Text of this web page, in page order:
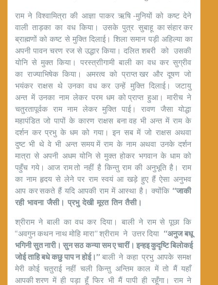
राम ने विश्वामित्रा की आज्ञा पाकर ऋषि -मुनियों को कष्ट देने
वाली ताड़का का वध किया। उसके पुत्र सुबाहू का संहार कर
ब्राह्मणों को कष्ट से मुक्ति दिलाई। शिला समान पड़ी अहिल्या का
अपनी पावन चरण रज से उद्धार किया। दलित शबरी को उसकी
योनि से मुक्त किया। परस्त्राीगामी बाली का वध कर सुग्रीव
का राज्याभिषेक किया। अमरत्व को प्राप्त खर और दूषण जो
भयंकर राक्षस थे उनका वध कर उन्हें मुक्ति दिलाई। जटायु
अन्त में उनका नाम लेकर परम धम को प्राप्त हुआ। मारीच ने
चतुरतापूर्वक राम नाम लेकर मुक्ति पाई। रावण जैसा योद्धा
महापंडित जो पापों के कारण राक्षस बना वह भी अन्त में राम के
दर्शन कर प्रभु के धम को गया। इन सब में जो राक्षस अथवा
दुष्ट भी थे वे भी अन्त समय में राम के नाम अथवा उनके दर्शन
मात्रा से अपनी अधम योनि से मुक्त होकर भगवान के धाम को
पहुँच गये। आज राम तो नहीं है किन्तु राम की अनुभूति है। राम
का नाम हृदय से लेने पर राम स्वयं आ खड़े हुए हैं ऐसा अनुभव
आप कर सकते हैं यदि आपकी राम में आस्था है। क्योंकि ‘‘जाकी
रही भावना जैसी। प्रभु देखी मूरत तिन तैसी।
श्रीराम ने बाली का वध कर दिया। बाली ने राम से पूछा कि
‘‘अवगुन कथन नाथ मोहि मारा’’ श्रीराम ने उत्तर दिया ‘‘अनुज बधू
भगिनी सुत नारी। सुन सठ कन्या सम ए चारीं। इन्हइ कुदृष्टि बिलोकई
जोई ताहि बधे कछु पाप न होई।’’ बाली ने कहा प्रभु आपके समक्ष
मेरी कोई चतुराई नहीं चली किन्तु अन्तिम काल में तो मैं यहाँ
आपकी शरण में ही पड़ा हूँ फिर भी मैं पापी ही रहूँगा। राम ने